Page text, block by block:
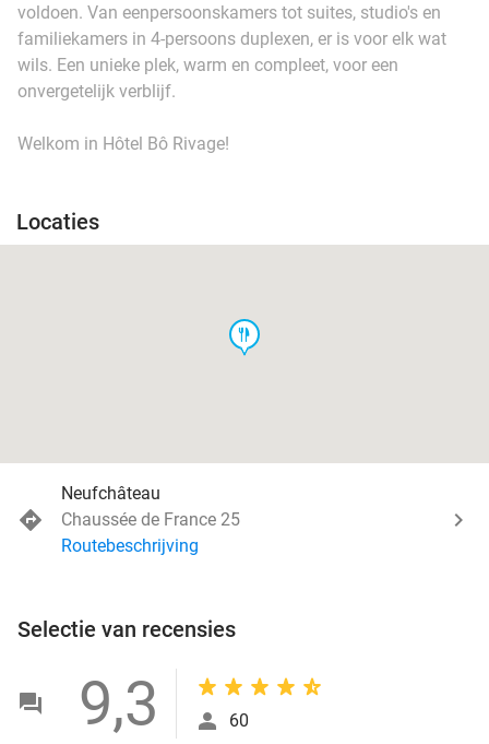
voldoen. Van eenpersoonskamers tot suites, studio's en
familiekamers in 4-persoons duplexen, er is voor elk wat
wils. Een unieke plek, warm en compleet, voor een
onvergetelijk verblijf.
Welkom in Hôtel Bô Rivage!
Locaties
food
Neufchâteau
Chaussée de France 25
Routebeschrijving
Selectie van recensies
9,3 60